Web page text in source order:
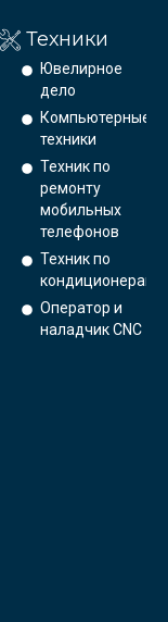
Техники
Ювелирное
дело
Компьютерные
техники
Техник по
ремонту
мобильных
телефонов
Техник по
кондиционерам
Оператор и
наладчик CNC